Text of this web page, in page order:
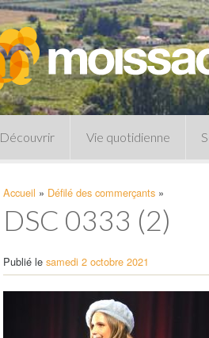
Découvrir Vie quotidienne
Pharmacies de garde
Accueil » Défilé des commerçants »
DSC 0333 (2)
Publié le samedi 2 octobre 2021